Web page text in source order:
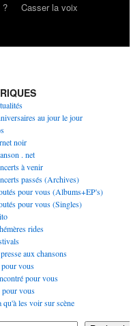
?
Casser la voix
au jour le jour
noir
. net
à venir
passés (Archives)
pour vous (Albums+EP's)
pour vous (Singles)
rides
aux chansons
vous
pour vous
vous
qu'à les voir sur scène